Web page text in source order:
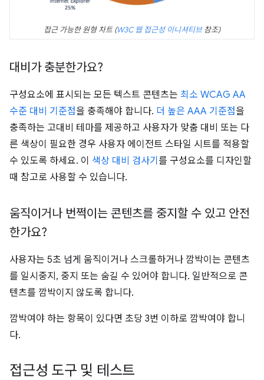
접근 가능한 원형 차트 (W3C 웹 접근성 이니셔티브참조)
대비가 충분한가요?
구성요소에 표시되는 모든 텍스트 콘텐츠는 최소 WCAG AA
수준 대비 기준점을 충족해야 합니다. 더 높은 AAA 기준점을
충족하는 고대비 테마를 제공하고 사용자가 맞춤 대비 또는 다
른 색상이 필요한 경우 사용자 에이전트 스타일 시트를 적용할
수 있도록 하세요. 이 색상 대비 검사기 를 구성요소를 디자인할
때 참고로 사용할 수 있습니다.
움직이거나 번쩍이는 콘텐츠를 중지할 수 있고 안전
한가요?
사용자는 5초 넘게 움직이거나 스크롤하거나 깜박이는 콘텐츠
를 일시중지, 중지 또는 숨길 수 있어야 합니다. 일반적으로 콘
텐츠를 깜박이지 않도록 합니다.
깜박여야 하는 항목이 있다면 초당 3번 이하로 깜박여야 합니
다.
접근성 도구 및 테스트